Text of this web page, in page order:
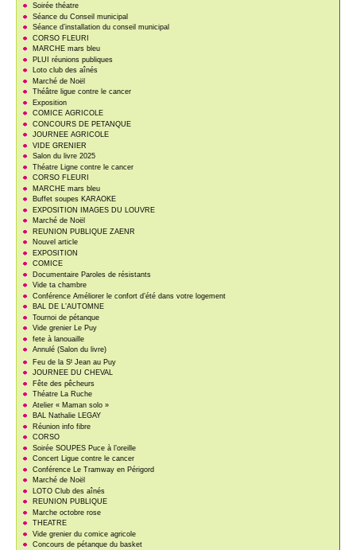
Soirée théatre
Séance du Conseil municipal
Séance d’installation du conseil municipal
CORSO FLEURI
MARCHE mars bleu
PLUI réunions publiques
Loto club des aînés
Marché de Noël
Théâtre ligue contre le cancer
Exposition
COMICE AGRICOLE
CONCOURS DE PETANQUE
JOURNEE AGRICOLE
VIDE GRENIER
Salon du livre 2025
Théatre Ligne contre le cancer
CORSO FLEURI
MARCHE mars bleu
Buffet soupes KARAOKE
EXPOSITION IMAGES DU LOUVRE
Marché de Noël
REUNION PUBLIQUE ZAENR
Nouvel article
EXPOSITION
COMICE
Documentaire Paroles de résistants
Vide ta chambre
Conférence Améliorer le confort d’été dans votre logement
BAL DE L’AUTOMNE
Tournoi de pétanque
Vide grenier Le Puy
fete à lanouaille
Annulé (Salon du livre)
Feu de la St Jean au Puy
JOURNEE DU CHEVAL
Fête des pêcheurs
Théatre La Ruche
Atelier « Maman solo »
BAL Nathalie LEGAY
Réunion info fibre
CORSO
Soirée SOUPES Puce à l’oreille
Concert Ligue contre le cancer
Conférence Le Tramway en Périgord
Marché de Noël
LOTO Club des aînés
REUNION PUBLIQUE
Marche octobre rose
THEATRE
Vide grenier du comice agricole
Concours de pétanque du basket